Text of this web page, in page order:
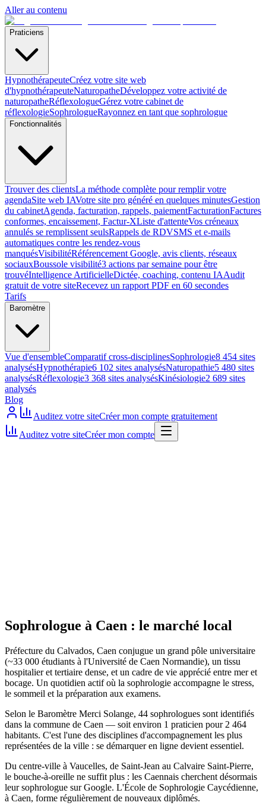
Aller au contenu
Praticiens
HypnothérapeuteCréez votre site web
d'hypnothérapeuteNaturopatheDéveloppez votre activité de
naturopatheRéflexologueGérez votre cabinet de
réflexologieSophrologueRayonnez en tant que sophrologue
Fonctionnalités
Trouver des clientsLa méthode complète pour remplir votre
agendaSite web IAVotre site pro généré en quelques minutesGestion
du cabinetAgenda, facturation, rappels, paiementFacturationFactures
conformes, encaissement, Factur-XListe d'attenteVos créneaux
annulés se remplissent seulsRappels de RDVSMS et e-mails
automatiques contre les rendez-vous
manquésVisibilitéRéférencement Google, avis clients, réseaux
sociauxBoussole visibilité3 actions par semaine pour être
trouvéIntelligence ArtificielleDictée, coaching, contenu IAAudit
gratuit de votre siteRecevez un rapport PDF en 60 secondes
Tarifs
Baromètre
Vue d'ensembleComparatif cross-disciplinesSophrologie8 454 sites
analysésHypnothérapie6 102 sites analysésNaturopathie5 480 sites
analysésRéflexologie3 368 sites analysésKinésiologie2 689 sites
analysés
Blog
Auditez votre siteCréer mon compte gratuitement
Auditez votre siteCréer mon compte
Sophrologue à Caen : le marché local
Préfecture du Calvados, Caen conjugue un grand pôle universitaire
(~33 000 étudiants à l'Université de Caen Normandie), un tissu
hospitalier et tertiaire dense, et un cadre de vie apprécié entre mer et
bocage. Un quotidien actif où la sophrologie accompagne le stress,
le sommeil et la préparation aux examens.
Selon le Baromètre Merci Solange, 44 sophrologues sont identifiés
dans la commune de Caen — soit environ 1 praticien pour 2 464
habitants. C'est l'une des disciplines d'accompagnement les plus
représentées de la ville : se démarquer en ligne devient essentiel.
Du centre-ville à Vaucelles, de Saint-Jean au Calvaire Saint-Pierre,
le bouche-à-oreille ne suffit plus : les Caennais cherchent désormais
leur sophrologue sur Google. L'École de Sophrologie Caycédienne,
à Caen, forme régulièrement de nouveaux diplômés.